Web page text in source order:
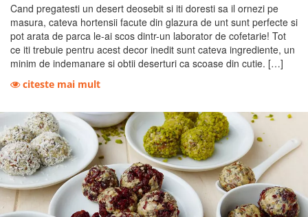
Cand pregatesti un desert deosebit si iti doresti sa il ornezi pe
masura, cateva hortensii facute din glazura de unt sunt perfecte si
pot arata de parca le-ai scos dintr-un laborator de cofetarie! Tot
ce iti trebuie pentru acest decor inedit sunt cateva ingrediente, un
minim de indemanare si obtii deserturi ca scoase din cutie. […]
citeste mai mult